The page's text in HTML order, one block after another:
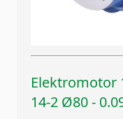
Elektromotor
14-2 Ø80 -